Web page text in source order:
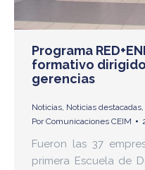
Programa
formativo
gerencias
Noticias Noticias destacadas
PorComunicaciones CEIM
Fueron las 37
primera Escuela de